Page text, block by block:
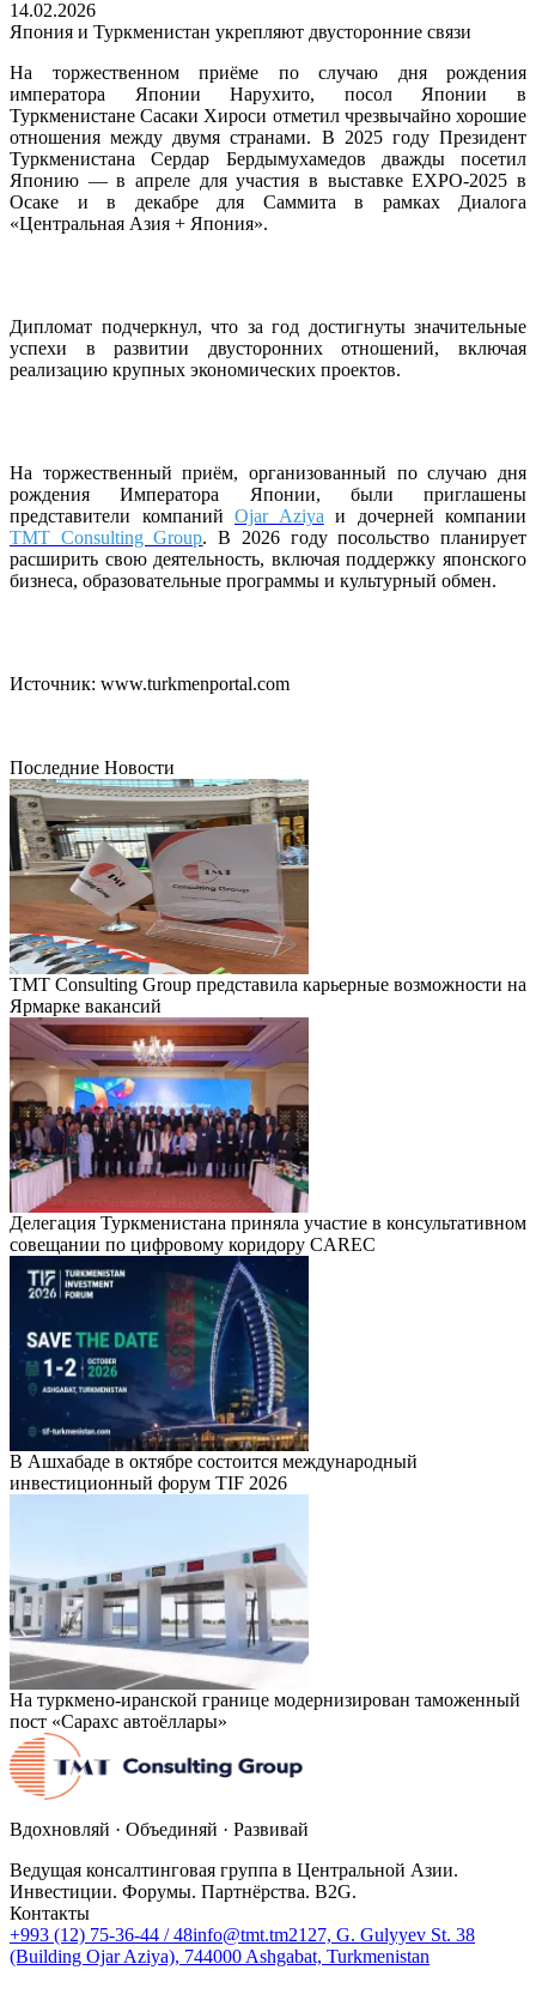
14.02.2026
Япония и Туркменистан укрепляют двусторонние связи
На торжественном приёме по случаю дня рождения
императора Японии Нарухито, посол Японии в
Туркменистане Сасаки Хироси отметил чрезвычайно хорошие
отношения между двумя странами. В 2025 году Президент
Туркменистана Сердар Бердымухамедов дважды посетил
Японию — в апреле для участия в выставке EXPO-2025 в
Осаке и в декабре для Саммита в рамках Диалога
«Центральная Азия + Япония».
Дипломат подчеркнул, что за год достигнуты значительные
успехи в развитии двусторонних отношений, включая
реализацию крупных экономических проектов.
На торжественный приём, организованный по случаю дня
рождения Императора Японии, были приглашены
представители компаний Ojar Aziya и дочерней компании
TMT Consulting Group. В 2026 году посольство планирует
расширить свою деятельность, включая поддержку японского
бизнеса, образовательные программы и культурный обмен.
Источник: www.turkmenportal.com
Последние Новости
TMT Consulting Group представила карьерные возможности на
Ярмарке вакансий
Делегация Туркменистана приняла участие в консультативном
совещании по цифровому коридору CAREC
В Ашхабаде в октябре состоится международный
инвестиционный форум TIF 2026
На туркмено-иранской границе модернизирован таможенный
пост «Сарахс автоёллары»
Вдохновляй · Объединяй · Развивай
Ведущая консалтинговая группа в Центральной Азии.
Инвестиции. Форумы. Партнёрства. B2G.
Контакты
+993 (12) 75-36-44 / 48info@tmt.tm2127, G. Gulyyev St. 38
(Building Ojar Aziya), 744000 Ashgabat, Turkmenistan